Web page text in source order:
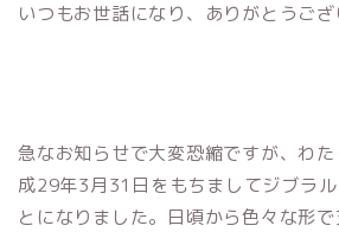
いつもお世話になり、ありがとうござ
急なお知らせで大変恐縮ですが、わ
成29年3月31日をもちましてジブラ
とになりました。日頃から色々な形